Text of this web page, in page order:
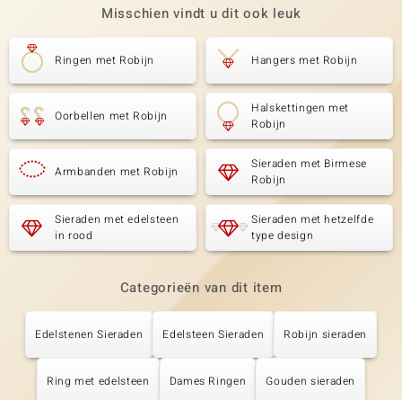
Misschien vindt u dit ook leuk
Ringen met Robijn Hangers met Robijn
Oorbellen met Robijn
Halskettingen met
Robijn
Armbanden met Robijn
Sieraden met Birmese
Robijn
Sieraden met edelsteen
in rood
Sieraden met hetzelfde
type design
Categorieën van dit item
Edelstenen Sieraden Edelsteen Sieraden Robijn sieraden
Ring met edelsteen Dames Ringen Gouden sieraden